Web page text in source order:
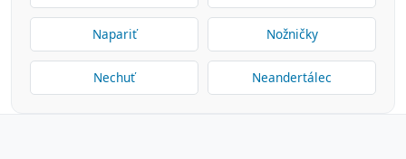
Napariť Nožničky
Nechuť Neandertálec